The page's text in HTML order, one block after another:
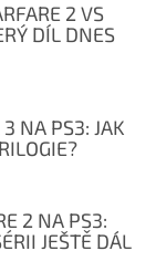
2 VS
DÍL DNES
NA PS3: JAK
2 NA PS3:
JEŠTĚ DÁL